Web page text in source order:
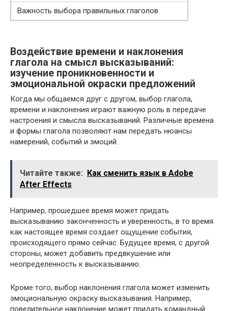
Важность выбора правильных глаголов
Воздействие времени и наклонения
глагола на смысл высказываний:
изучение проникновенности и
эмоциональной окраски предложений
Когда мы общаемся друг с другом, выбор глагола,
времени и наклонения играют важную роль в передаче
настроения и смысла высказываний. Различные времена
и формы глагола позволяют нам передать нюансы
намерений, событий и эмоций.
Читайте также:
Как сменить язык в Adobe
After Effects
Например, прошедшее время может придать
высказыванию законченность и уверенность, в то время
как настоящее время создает ощущение события,
происходящего прямо сейчас. Будущее время, с другой
стороны, может добавить предвкушение или
неопределенность к высказыванию.
Кроме того, выбор наклонения глагола может изменить
эмоциональную окраску высказывания. Например,
повелительное наклонение может придать командный